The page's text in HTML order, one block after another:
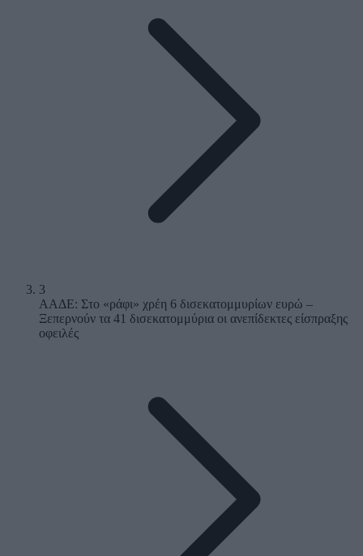
3
ΑΑΔΕ: Στο «ράφι» χρέη 6 δισεκατομμυρίων ευρώ –
Ξεπερνούν τα 41 δισεκατομμύρια οι ανεπίδεκτες είσπραξης
οφειλές